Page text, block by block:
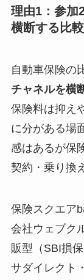
理由1：参加
横断する比
自動車保険の
チャネルを横
保険料は抑え
に分がある場
感はあるが保
契約・乗り換
保険スクエア
会社ウェブク
販型（SBI損
サダイレクト